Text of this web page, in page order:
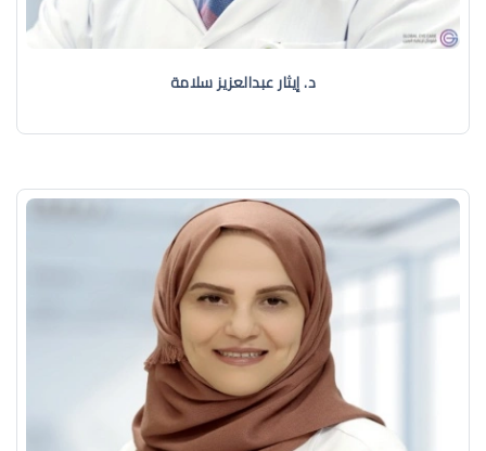
د. إيثار عبدالعزيز سلامة